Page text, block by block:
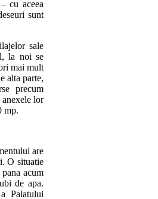
cu aceea
sunt
sale
la noi se
mai mult
alta parte,
precum
lor
mp.
are
O situatie
acum
de apa.
Palatului